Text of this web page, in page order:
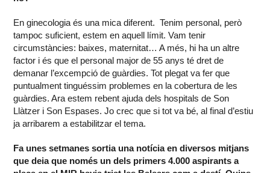
En ginecologia és una mica diferent. Tenim personal, però
tampoc suficient, estem en aquell límit. Vam tenir
circumstàncies: baixes, maternitat… A més, hi ha un altre
factor i és que el personal major de 55 anys té dret de
demanar l’excempció de guàrdies. Tot plegat va fer que
puntualment tinguéssim problemes en la cobertura de les
guàrdies. Ara estem rebent ajuda dels hospitals de Son
Llàtzer i Son Espases. Jo crec que si tot va bé, al final d’estiu
ja arribarem a estabilitzar el tema.
Fa unes setmanes sortia una notícia en diversos mitjans
que deia que només un dels primers 4.000 aspirants a